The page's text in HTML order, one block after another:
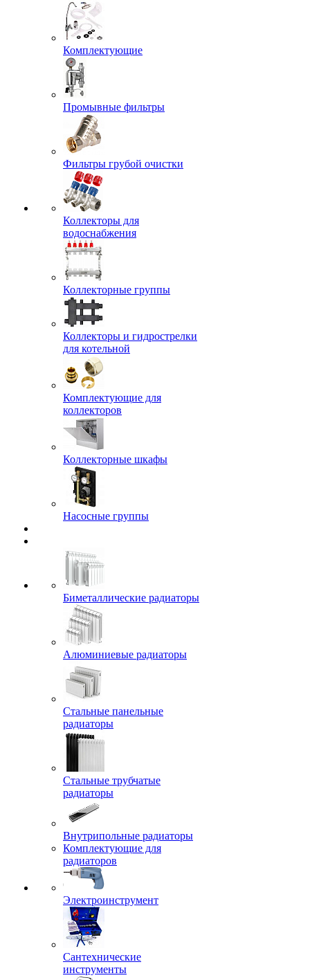
Комплектующие
Промывные фильтры
Фильтры грубой очистки
Коллекторы для
водоснабжения
Коллекторные группы
Коллекторы и гидрострелки
для котельной
Комплектующие для
коллекторов
Коллекторные шкафы
Насосные группы
Биметаллические радиаторы
Алюминиевые радиаторы
Стальные панельные
радиаторы
Стальные трубчатые
радиаторы
Внутрипольные радиаторы
Комплектующие для
радиаторов
Электроинструмент
Сантехнические
инструменты